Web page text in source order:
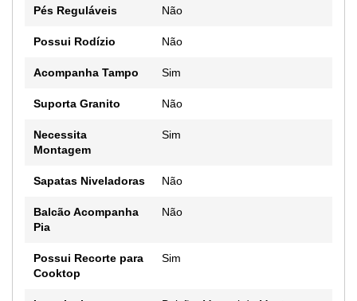
Pés Reguláveis Não
Possui Rodízio Não
Acompanha Tampo Sim
Suporta Granito Não
Necessita
Montagem
Sim
Sapatas Niveladoras Não
Balcão Acompanha
Pia
Não
Possui Recorte para
Cooktop
Sim